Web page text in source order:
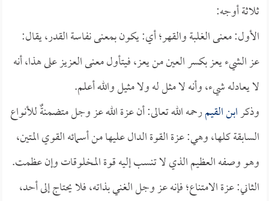
ثلاثة أوجه:
الأول: معنى الغلبة والقهر؛ أي: يكون بمعنى نفاسة القدر، يقال:
عز الشيء يعز بكسر العين من يعز، فيتأول معنى العزيز على هذا، أنه
لا يعادله شيء، وأنه لا مثل له ولا مثيل والله أعلم.
وذكرابن القيمرحمه الله تعالى: أن عزة الله عز وجل متضمنةٌ للأنواع
السابقة كلها، وهي: عزة القوة الدال عليها من أسمائه القوي المتين،
وهو وصفه العظيم الذي لا تنسب إليه قوة المخلوقات وإن عظمت.
الثاني: عزة الامتناع؛ فإنه عز وجل الغني بذاته، فلا يحتاج إلى أحد،